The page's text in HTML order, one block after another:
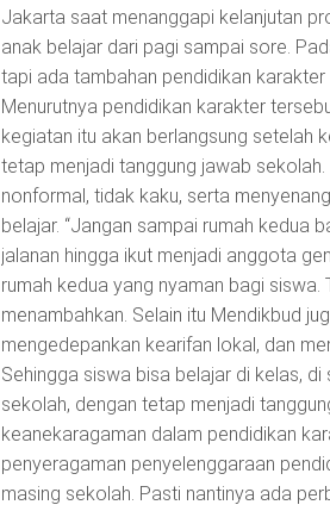
Jakarta saat menanggapi kelanjutan
anak belajar dari pagi sampai sore.
tapi ada tambahan pendidikan
Menurutnya pendidikan karakter
kegiatan itu akan berlangsung setelah
tetap menjadi tanggung jawab
nonformal, tidak kaku, serta
belajar. “Jangan sampai rumah kedua
jalanan hingga ikut menjadi anggota
rumah kedua yang nyaman bagi siswa.
menambahkan. Selain itu Mendikbud
mengedepankan kearifan lokal, dan
Sehingga siswa bisa belajar di kelas,
sekolah, dengan tetap menjadi
keanekaragaman dalam pendidikan
penyeragaman penyelenggaraan
masing sekolah. Pasti nantinya ada